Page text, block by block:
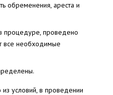
обременения, ареста и
процедуре, проведено
все необходимые
условий, в проведении